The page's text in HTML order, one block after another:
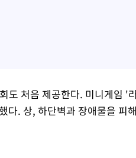
도 처음 제공한다. 미니게임 '
. 상, 하단벽과 장애물을 피